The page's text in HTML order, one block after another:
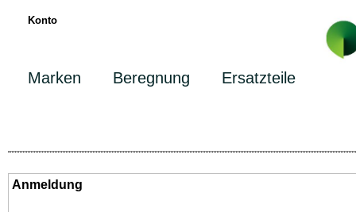
Konto
Marken Beregnung Ersatzteile
Anmeldung